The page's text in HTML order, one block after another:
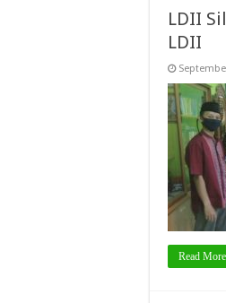
LDII
LDII
Read